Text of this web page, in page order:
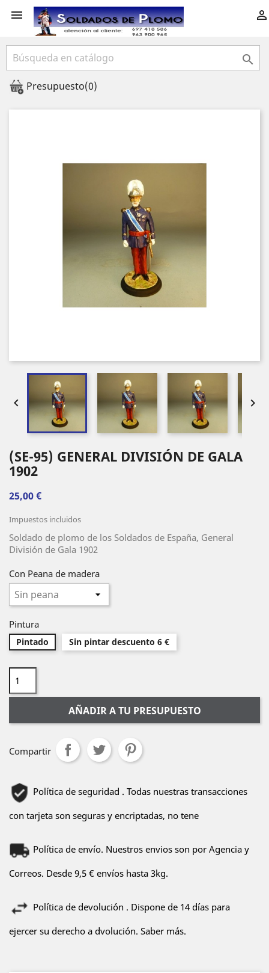
 

Presupuesto(0)
 
(SE-95) GENERAL DIVISIÓN DE GALA
1902
25,00 €
Impuestos incluidos
Soldado de plomo de los Soldados de España, General
División de Gala 1902
Con Peana de madera
Pintura
Pintado Sin pintar descuento 6 €
AÑADIR A TU PRESUPUESTO
Compartir
Política de seguridad . Todas nuestras transacciones
con tarjeta son seguras y encriptadas, no tene
Política de envío. Nuestros envios son por Agencia y
Correos. Desde 9,5 € envíos hasta 3kg.
Política de devolución . Dispone de 14 días para
ejercer su derecho a dvolución. Saber más.